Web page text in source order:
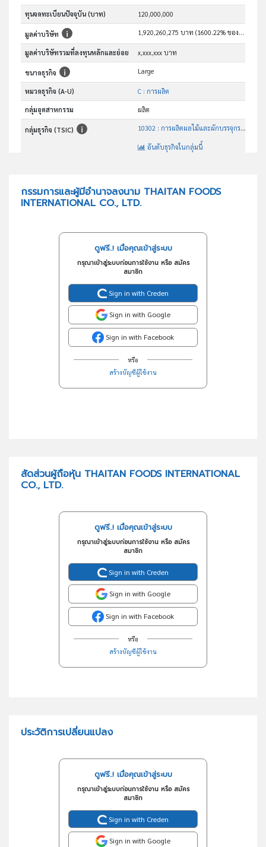
ทุนจดทะเบียนปัจจุบัน (บาท) 120,000,000
มูลค่าบริษัท 1,920,260,275 บาท (1600.22% ของทุน)
มูลค่าบริษัทรวมที่ลงทุนหลักและย่อย x,xxx,xxx บาท
ขนาดธุรกิจ Large
หมวดธุรกิจ (A-U) C : การผลิต
กลุ่มอุตสาหกรรม ผลิต
กลุ่มธุรกิจ (TSIC) 10302 : การผลิตผลไม้และผักบรรจุกระป๋อง
อันดับธุรกิจในกลุ่มนี้
กรรมการและผู้มีอำนาจลงนาม THAITAN FOODS
INTERNATIONAL CO., LTD.
ดูฟรี..! เมื่อคุณเข้าสู่ระบบ
กรุณาเข้าสู่ระบบก่อนการใช้งาน หรือ สมัคร
สมาชิก
Sign in with Creden
Sign in with Google
Sign in with Facebook
หรือ
สร้างบัญชีผู้ใช้งาน
สัดส่วนผู้ถือหุ้น THAITAN FOODS INTERNATIONAL
CO., LTD.
ดูฟรี..! เมื่อคุณเข้าสู่ระบบ
กรุณาเข้าสู่ระบบก่อนการใช้งาน หรือ สมัคร
สมาชิก
Sign in with Creden
Sign in with Google
Sign in with Facebook
หรือ
สร้างบัญชีผู้ใช้งาน
ประวัติการเปลี่ยนแปลง
ดูฟรี..! เมื่อคุณเข้าสู่ระบบ
กรุณาเข้าสู่ระบบก่อนการใช้งาน หรือ สมัคร
สมาชิก
Sign in with Creden
Sign in with Google